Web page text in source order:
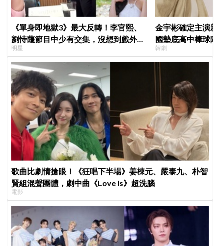
《單身即地獄3》最大反轉！李官熙、
劉恃蘟節目中少有交集，沒想到戲外低
調交往成真，甜蜜約會照曝光
明星
金宇彬確定主演
國墊底高中棒球
劇
韓劇
歌曲比劇情搶眼！《狂唱下半場》姜棟元、嚴泰九、朴智
賢組混聲團體，劇中曲《Love Is》超洗腦
電影